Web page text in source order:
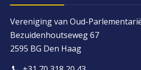
Vereniging van Oud-
Bezuidenhoutseweg 67
2595 BG Den Haag